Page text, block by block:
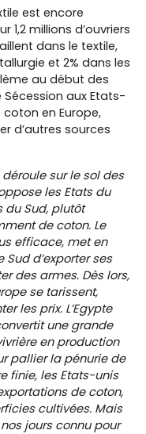
est encore
1,2 millions d’ouvriers
dans le textile,
et 2% dans les
au début des
Sécession aux Etats-
en Europe,
d’autres sources
déroule sur le sol des
les Etats du
du Sud, plutôt
de coton. Le
efficace, met en
d’exporter ses
des armes. Dès lors,
se tarissent,
les prix. L’Egypte
une grande
en production
pallier la pénurie de
finie, les Etats-unis
de coton,
cultivées. Mais
jours connu pour